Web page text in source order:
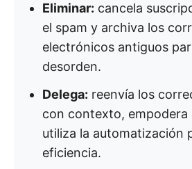
Eliminar: cancela
el spam y archiva los
electrónicos antiguos
desorden.
Delega: reenvía los
con contexto, empodera
utiliza la automatización
eficiencia.